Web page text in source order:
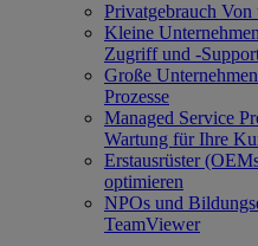
Privatgebrauch Von
Kleine
Zugriff und -
Große Unternehmen
Prozesse
Managed Service
Wartung für Ihre
Erstausrüster
optimieren
NPOs und
TeamViewer